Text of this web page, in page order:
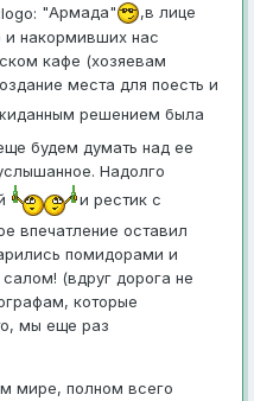
"Армада"
,в лице
накормивших нас
кафе (хозяевам
места для поесть и
решением была
будем думать над ее
Надолго
и рестик с
впечатление оставил
помидорами и
(вдруг дорога не
которые
мы еще раз
мире, полном всего